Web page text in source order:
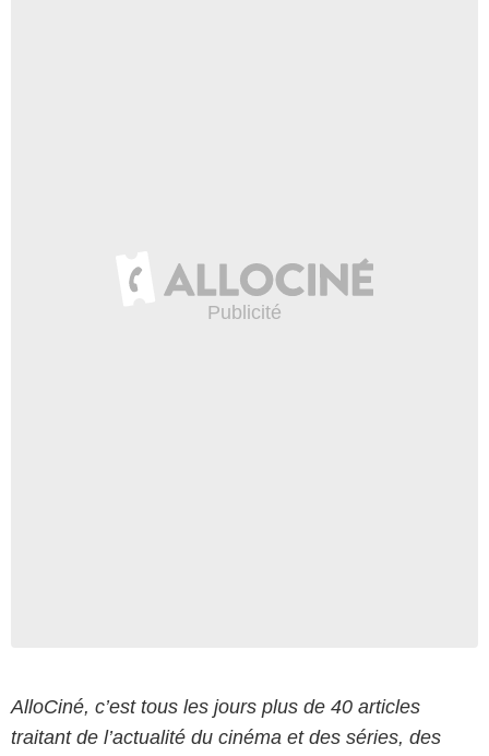
AlloCiné, c’est tous les jours plus de 40 articles
traitant de l’actualité du cinéma et des séries, des